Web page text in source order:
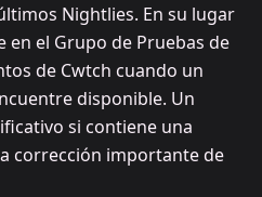
Nightlies. En su lugar
en el Grupo de Pruebas de
de Cwtch cuando un
disponible. Un
si contiene una
corrección importante de